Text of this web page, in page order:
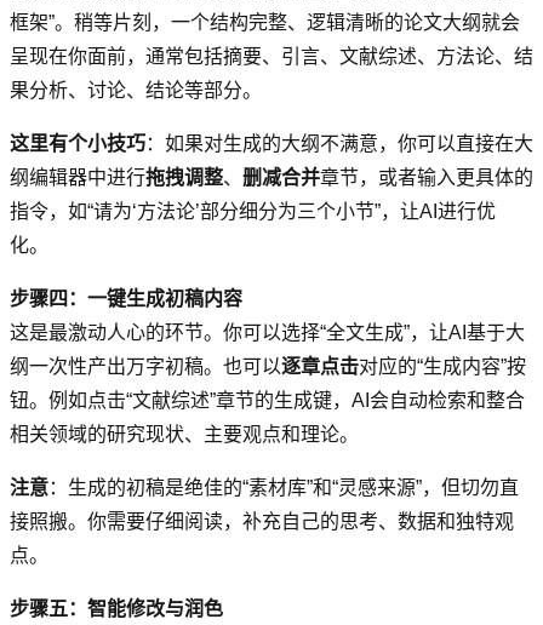
框架”。稍等片刻，一个结构完整、逻辑清晰的论文大纲就会
呈现在你面前，通常包括摘要、引言、文献综述、方法论、结
果分析、讨论、结论等部分。
这里有个小技巧：如果对生成的大纲不满意，你可以直接在大
纲编辑器中进行拖拽调整、 删减合并章节，或者输入更具体的
指令，如“请为‘方法论’部分细分为三个小节”，让AI进行优
化。
步骤四：一键生成初稿内容
这是最激动人心的环节。你可以选择“全文生成”，让AI基于大
纲一次性产出万字初稿。也可以逐章点击对应的“生成内容”按
钮。例如点击“文献综述”章节的生成键，AI会自动检索和整合
相关领域的研究现状、主要观点和理论。
注意：生成的初稿是绝佳的“素材库”和“灵感来源”，但切勿直
接照搬。你需要仔细阅读，补充自己的思考、数据和独特观
点。
步骤五：智能修改与润色